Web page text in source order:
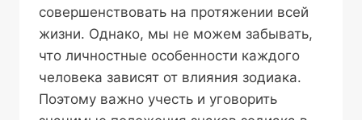
совершенствовать на протяжении всей
жизни. Однако, мы не можем забывать,
что личностные особенности каждого
человека зависят от влияния зодиака.
Поэтому важно учесть и уговорить